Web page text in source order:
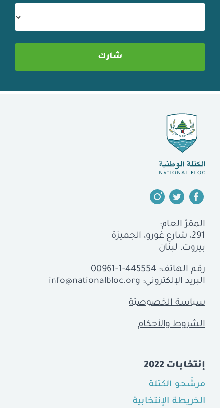
المقرّ العام:
291، شارع غورو، الجميزة
بيروت، لبنان
رقم الهاتف: 00961-1-445554
البريد الإلكتروني: info@nationalbloc.org
سياسة الخصوصيّة
الشروط والأحكام
إنتخابات 2022
مرشّحو الكتلة
الخريطة الإنتخابية